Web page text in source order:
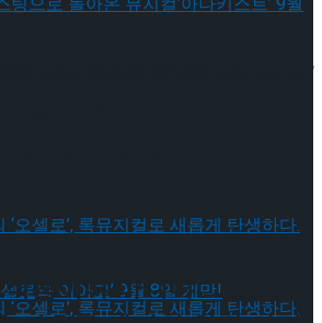
으로 돌아온 뮤지컬’아나키스
!’도 흥행질주 중…서울 막
품이냐 아니냐 그것이 문